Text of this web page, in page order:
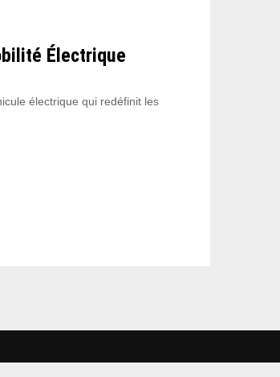
Électrique
électrique qui redéfinit les